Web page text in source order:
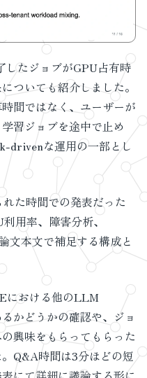
たジョブがGPU占有時
ついても紹介しました。
間ではなく、ユーザーが
習ジョブを途中で止め
drivenな運用の一部とし
た時間での発表だった
用率、障害分析、
文本文で補足する構成と
における他のLLM
かどうかの確認や、ジョ
興味をもらってもらった
Q&A時間は3分ほどの短